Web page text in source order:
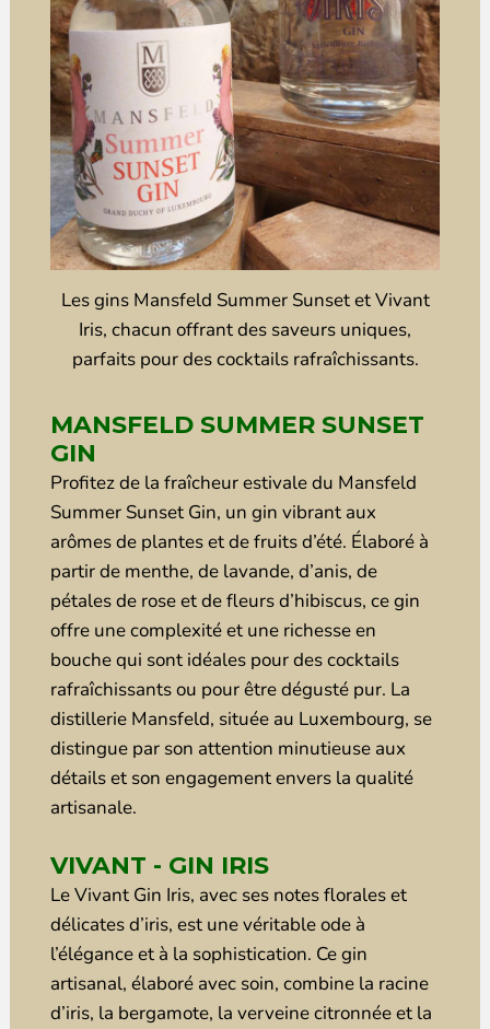
Les gins Mansfeld Summer Sunset et Vivant
Iris, chacun offrant des saveurs uniques,
parfaits pour des cocktails rafraîchissants.
MANSFELD SUMMER SUNSET
GIN
Profitez de la fraîcheur estivale du Mansfeld
Summer Sunset Gin, un gin vibrant aux
arômes de plantes et de fruits d’été. Élaboré à
partir de menthe, de lavande, d’anis, de
pétales de rose et de fleurs d’hibiscus, ce gin
offre une complexité et une richesse en
bouche qui sont idéales pour des cocktails
rafraîchissants ou pour être dégusté pur. La
distillerie Mansfeld, située au Luxembourg, se
distingue par son attention minutieuse aux
détails et son engagement envers la qualité
artisanale.
VIVANT - GIN IRIS
Le Vivant Gin Iris, avec ses notes florales et
délicates d’iris, est une véritable ode à
l’élégance et à la sophistication. Ce gin
artisanal, élaboré avec soin, combine la racine
d’iris, la bergamote, la verveine citronnée et la